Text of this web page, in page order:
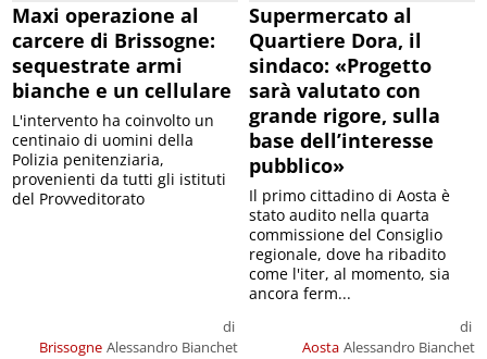
Maxi operazione al
carcere di Brissogne:
sequestrate armi
bianche e un cellulare
Brissogne
di
Alessandro Bianchet
L'intervento ha coinvolto un
centinaio di uomini della
Polizia penitenziaria,
provenienti da tutti gli istituti
del Provveditorato
Supermercato al
Quartiere Dora, il
sindaco: «Progetto
sarà valutato con
grande rigore, sulla
base dell’interesse
pubblico»
Aosta
di
Alessandro Bianchet
Il primo cittadino di Aosta è
stato audito nella quarta
commissione del Consiglio
regionale, dove ha ribadito
come l'iter, al momento, sia
ancora ferm...